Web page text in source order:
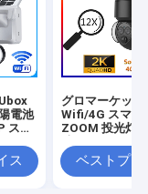
電池
スマ
ス
グロマーケッ
Wifi/4G スマー
ZOOM 投光灯
PIR 人間検出カ
ベストプラ